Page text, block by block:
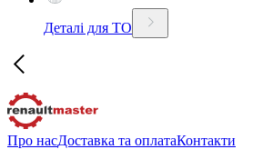
Деталі для ТО
Про насДоставка та оплатаКонтакти